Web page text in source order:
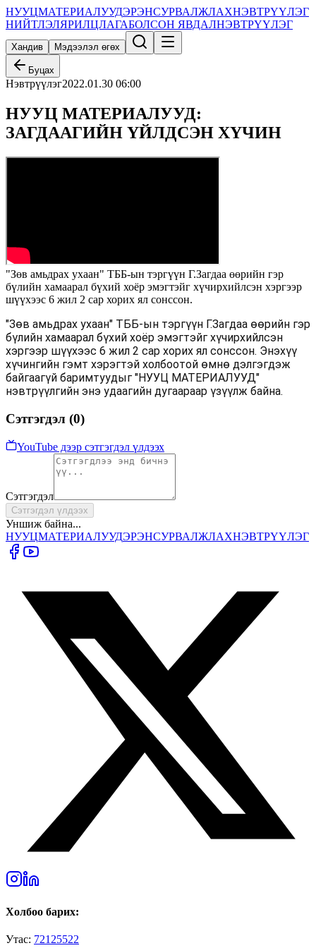
НУУЦМАТЕРИАЛУУДЭРЭНСУРВАЛЖЛАХНЭВТРҮҮЛЭГ
НИЙТЛЭЛЯРИЛЦЛАГАБОЛСОН ЯВДАЛНЭВТРҮҮЛЭГ
Хандив Мэдээлэл өгөх
Буцах
Нэвтрүүлэг2022.01.30 06:00
НУУЦ МАТЕРИАЛУУД:
ЗАГДААГИЙН ҮЙЛДСЭН ХҮЧИН
"Зөв амьдрах ухаан" ТББ-ын тэргүүн Г.Загдаа өөрийн гэр
бүлийн хамаарал бүхий хоёр эмэгтэйг хүчирхийлсэн хэргээр
шүүхээс 6 жил 2 сар хорих ял сонссон.
"Зөв амьдрах ухаан" ТББ-ын тэргүүн Г.Загдаа өөрийн гэр
бүлийн хамаарал бүхий хоёр эмэгтэйг хүчирхийлсэн
хэргээр шүүхээс 6 жил 2 сар хорих ял сонссон. Энэхүү
хүчингийн гэмт хэрэгтэй холбоотой өмнө дэлгэгдэж
байгаагүй баримтуудыг "НУУЦ МАТЕРИАЛУУД"
нэвтрүүлгийн энэ удаагийн дугаараар үзүүлж байна.
Сэтгэгдэл (0)
YouTube дээр сэтгэгдэл үлдээх
Сэтгэгдэл
Сэтгэгдэл үлдээх
Уншиж байна...
НУУЦМАТЕРИАЛУУДЭРЭНСУРВАЛЖЛАХНЭВТРҮҮЛЭГ
Холбоо барих:
Утас: 72125522